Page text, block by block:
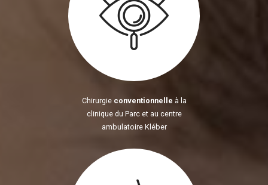
Chirurgie conventionnelle à la
clinique du Parc et au centre
ambulatoire Kléber